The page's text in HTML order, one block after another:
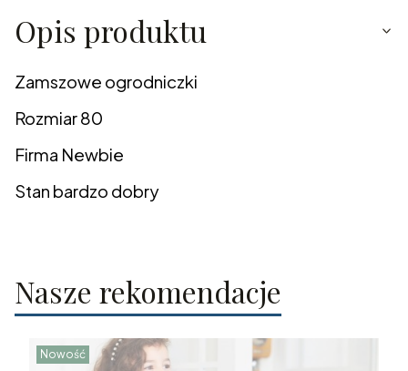
Opis produktu
Zamszowe ogrodniczki
Rozmiar 80
Firma Newbie
Stan bardzo dobry
Nasze rekomendacje
Nowość